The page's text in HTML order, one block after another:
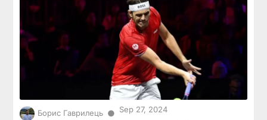
Борис Гаврилець ● Sep 27, 2024